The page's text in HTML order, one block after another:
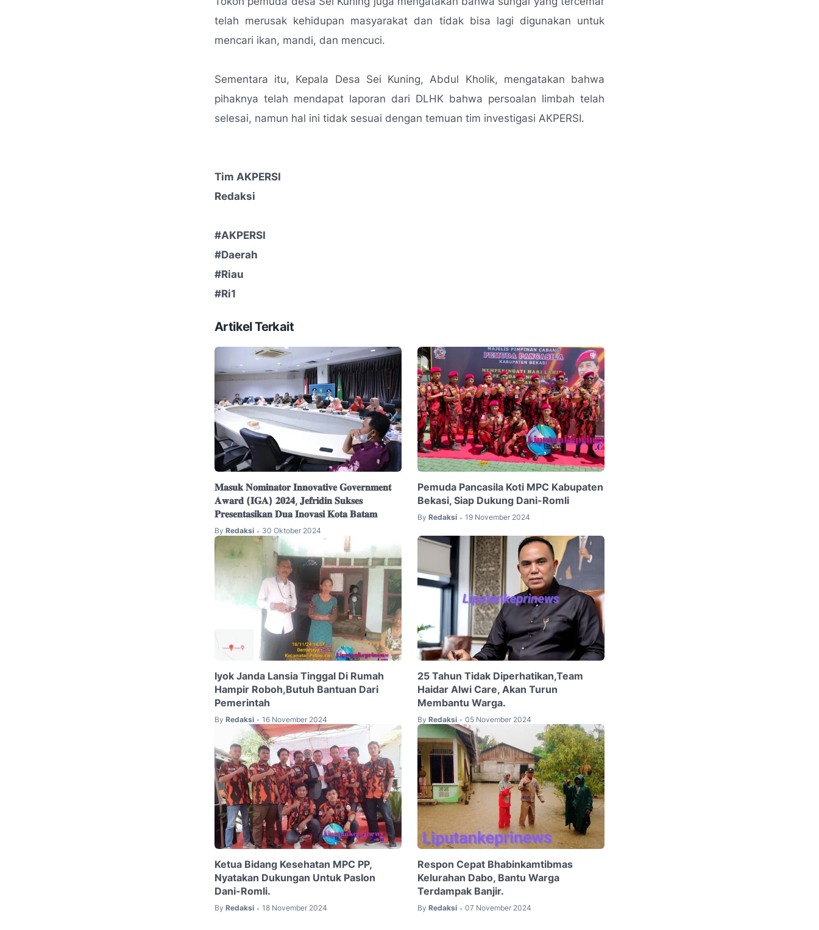
telah merusak kehidupan masyarakat dan tidak bisa lagi digunakan untuk
mencari ikan, mandi, dan mencuci.
Sementara itu, Kepala Desa Sei Kuning, Abdul Kholik, mengatakan bahwa
pihaknya telah mendapat laporan dari DLHK bahwa persoalan limbah telah
selesai, namun hal ini tidak sesuai dengan temuan tim investigasi AKPERSI.
Tim AKPERSI
Redaksi
#AKPERSI
#Daerah
#Riau
#Ri1
Artikel Terkait
𝐌𝐚𝐬𝐮𝐤 𝐍𝐨𝐦𝐢𝐧𝐚𝐭𝐨𝐫 𝐈𝐧𝐧𝐨𝐯𝐚𝐭𝐢𝐯𝐞 𝐆𝐨𝐯𝐞𝐫𝐧𝐦𝐞𝐧𝐭
𝐀𝐰𝐚𝐫𝐝 (𝐈𝐆𝐀) 𝟐𝟎𝟐𝟒, 𝐉𝐞𝐟𝐫𝐢𝐝𝐢𝐧 𝐒𝐮𝐤𝐬𝐞𝐬
𝐏𝐫𝐞𝐬𝐞𝐧𝐭𝐚𝐬𝐢𝐤𝐚𝐧 𝐃𝐮𝐚 𝐈𝐧𝐨𝐯𝐚𝐬𝐢 𝐊𝐨𝐭𝐚 𝐁𝐚𝐭𝐚𝐦
By Redaksi • 30 Oktober 2024
Pemuda Pancasila Koti MPC Kabupaten
Bekasi, Siap Dukung Dani-Romli
By Redaksi • 19 November 2024
Iyok Janda Lansia Tinggal Di Rumah
Hampir Roboh,Butuh Bantuan Dari
Pemerintah
By Redaksi • 16 November 2024
25 Tahun Tidak Diperhatikan,Team
Haidar Alwi Care, Akan Turun
Membantu Warga.
By Redaksi • 05 November 2024
Ketua Bidang Kesehatan MPC PP,
Nyatakan Dukungan Untuk Paslon
Dani-Romli.
By Redaksi • 18 November 2024
Respon Cepat Bhabinkamtibmas
Kelurahan Dabo, Bantu Warga
Terdampak Banjir.
By Redaksi • 07 November 2024